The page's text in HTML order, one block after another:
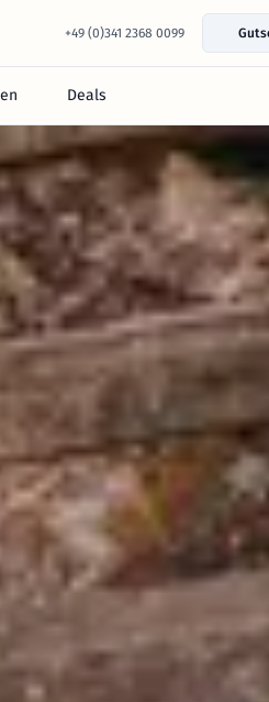
+49 (0)341 2368 0099
Deals